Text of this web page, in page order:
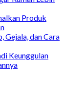
Produk
Gejala, dan Cara
Keunggulan